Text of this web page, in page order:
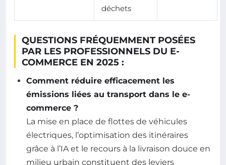
déchets
QUESTIONS FRÉQUEMMENT POSÉES
PAR LES PROFESSIONNELS DU E-
COMMERCE EN 2025 :
Comment réduire efficacement les
émissions liées au transport dans le e-
commerce ?
La mise en place de flottes de véhicules
électriques, l’optimisation des itinéraires
grâce à l’IA et le recours à la livraison douce en
milieu urbain constituent des leviers